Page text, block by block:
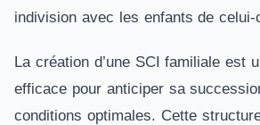
indivision avec les enfants de celui-
La création d’une SCI familiale est
efficace pour anticiper sa
conditions optimales. Cette